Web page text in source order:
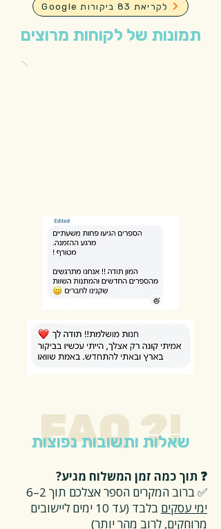
Google לקריאת 83 ביקורות
תמונות של לקוחות מרוצים
FAQ ?!
שאלות ותשובות נפוצות
❓ תוך כמה זמן המשלוח מגיע?
✅ ברוב המקרים הספר אצלכם תוך 2–6
ימי עסקים
בלבד (עד 10 ימים ליישובים
מרוחקים, לרוב מהר יותר)